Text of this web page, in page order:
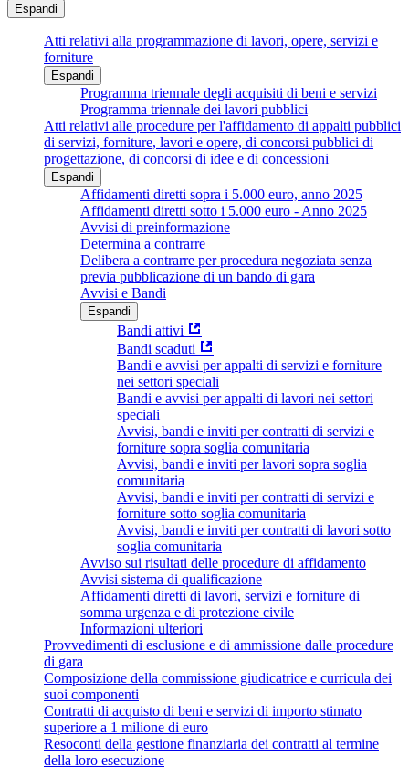
Espandi
Atti relativi alla programmazione di lavori, opere, servizi e
forniture
Espandi
Programma triennale degli acquisiti di beni e servizi
Programma triennale dei lavori pubblici
Atti relativi alle procedure per l'affidamento di appalti pubblici
di servizi, forniture, lavori e opere, di concorsi pubblici di
progettazione, di concorsi di idee e di concessioni
Espandi
Affidamenti diretti sopra i 5.000 euro, anno 2025
Affidamenti diretti sotto i 5.000 euro - Anno 2025
Avvisi di preinformazione
Determina a contrarre
Delibera a contrarre per procedura negoziata senza
previa pubblicazione di un bando di gara
Avvisi e Bandi
Espandi
Bandi attivi
Bandi scaduti
Bandi e avvisi per appalti di servizi e forniture
nei settori speciali
Bandi e avvisi per appalti di lavori nei settori
speciali
Avvisi, bandi e inviti per contratti di servizi e
forniture sopra soglia comunitaria
Avvisi, bandi e inviti per lavori sopra soglia
comunitaria
Avvisi, bandi e inviti per contratti di servizi e
forniture sotto soglia comunitaria
Avvisi, bandi e inviti per contratti di lavori sotto
soglia comunitaria
Avviso sui risultati delle procedure di affidamento
Avvisi sistema di qualificazione
Affidamenti diretti di lavori, servizi e forniture di
somma urgenza e di protezione civile
Informazioni ulteriori
Provvedimenti di esclusione e di ammissione dalle procedure
di gara
Composizione della commissione giudicatrice e curricula dei
suoi componenti
Contratti di acquisto di beni e servizi di importo stimato
superiore a 1 milione di euro
Resoconti della gestione finanziaria dei contratti al termine
della loro esecuzione